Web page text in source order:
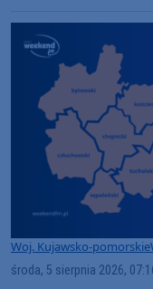
Woj. Kujawsko-pomorskie
środa, 5 sierpnia 2026,